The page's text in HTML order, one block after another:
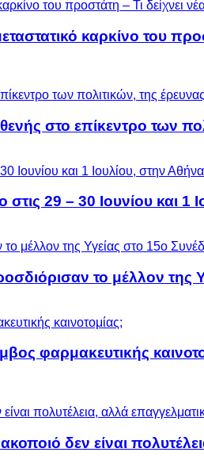
καρκίνο του
στο επίκεντρο των
29 – 30 Ιουνίου και 1
το μέλλον της
φαρμακευτικής
δεν είναι